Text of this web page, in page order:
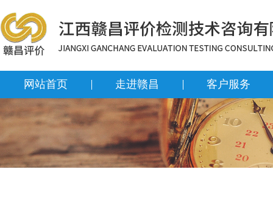
网站首页 走进赣昌 客户服务